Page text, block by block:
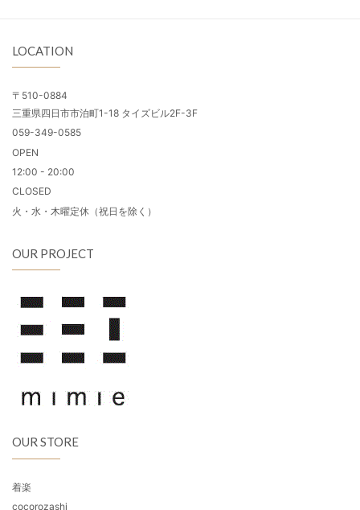
LOCATION
〒510-0884
三重県四日市市泊町1-18 タイズビル2F-3F
059-349-0585
OPEN
12:00 - 20:00
CLOSED
火・水・木曜定休（祝日を除く）
OUR PROJECT
OUR STORE
着楽
cocorozashi